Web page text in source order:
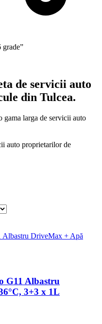
grade”
de servicii auto
din Tulcea.
gama larga de servicii auto
G11 Albastru
3+3 x 1L